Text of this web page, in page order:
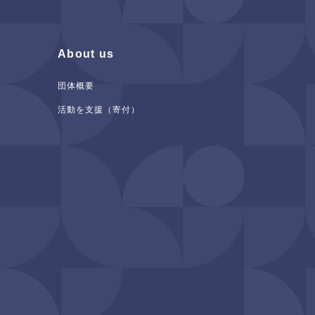
About us
団体概要
活動を支援（寄付）